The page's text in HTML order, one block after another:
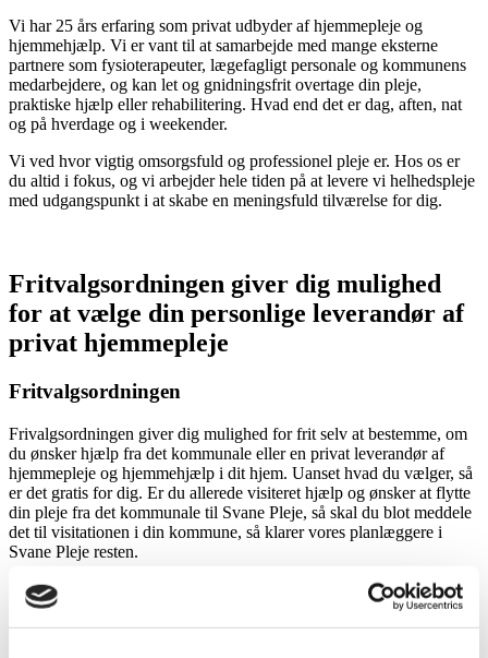
Vi har 25 års erfaring som privat udbyder af hjemmepleje og
hjemmehjælp. Vi er vant til at samarbejde med mange eksterne
partnere som fysioterapeuter, lægefagligt personale og kommunens
medarbejdere, og kan let og gnidningsfrit overtage din pleje,
praktiske hjælp eller rehabilitering. Hvad end det er dag, aften, nat
og på hverdage og i weekender.
Vi ved hvor vigtig omsorgsfuld og professionel pleje er. Hos os er
du altid i fokus, og vi arbejder hele tiden på at levere vi helhedspleje
med udgangspunkt i at skabe en meningsfuld tilværelse for dig.
Fritvalgsordningen giver dig mulighed
for at vælge din personlige leverandør af
privat hjemmepleje
Fritvalgsordningen
Frivalgsordningen giver dig mulighed for frit selv at bestemme, om
du ønsker hjælp fra det kommunale eller en privat leverandør af
hjemmepleje og hjemmehjælp i dit hjem. Uanset hvad du vælger, så
er det gratis for dig. Er du allerede visiteret hjælp og ønsker at flytte
din pleje fra det kommunale til Svane Pleje, så skal du blot meddele
det til visitationen i din kommune, så klarer vores planlæggere i
Svane Pleje resten.
Fast team af hjemmehjælpere sikrer din personlige